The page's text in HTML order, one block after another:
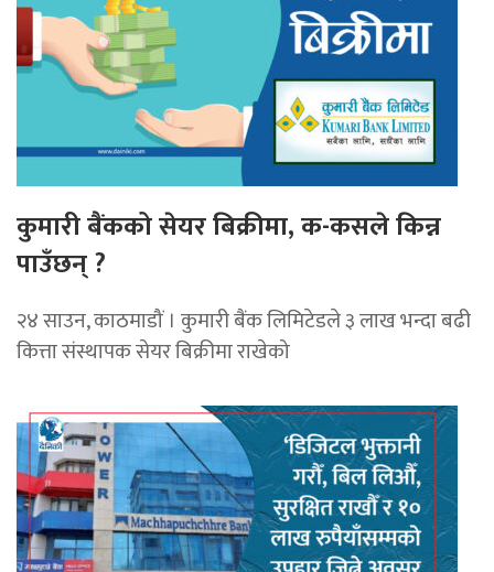
कुमारी बैंकको सेयर बिक्रीमा, क-कसले किन्न
पाउँछन् ?
२४ साउन, काठमाडौं । कुमारी बैंक लिमिटेडले ३ लाख भन्दा बढी
कित्ता संस्थापक सेयर बिक्रीमा राखेको